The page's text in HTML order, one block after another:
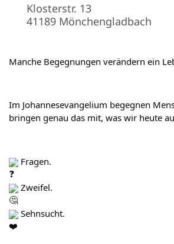
Klosterstr. 13
41189 Mönchengladbach
Manche Begegnungen verändern ein
Im Johannesevangelium begegnen
bringen genau das mit, was wir heute
Fragen.
Zweifel.
Sehnsucht.